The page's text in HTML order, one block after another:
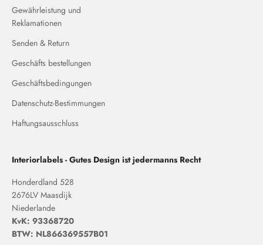
Gewährleistung und
Reklamationen
Senden & Return
Geschäfts bestellungen
Geschäftsbedingungen
Datenschutz-Bestimmungen
Haftungsausschluss
Interiorlabels - Gutes Design ist jedermanns Recht
Honderdland 528
2676LV Maasdijk
Niederlande
KvK: 93368720
BTW: NL866369557B01